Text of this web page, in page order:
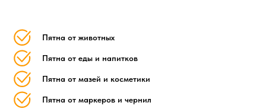
Пятна от животных
Пятна от еды и напитков
Пятна от мазей и косметики
Пятна от маркеров и чернил